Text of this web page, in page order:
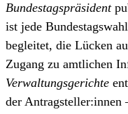
Bundestagspräsident
ist jede
begleitet, die Lücken
Zugang zu amtlichen
Verwaltungsgerichte
der